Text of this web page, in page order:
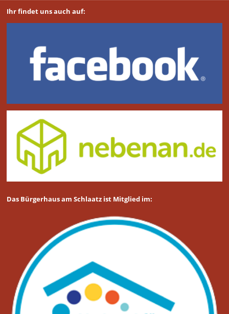
Ihr findet uns auch auf:
Das Bürgerhaus am Schlaatz ist Mitglied im: